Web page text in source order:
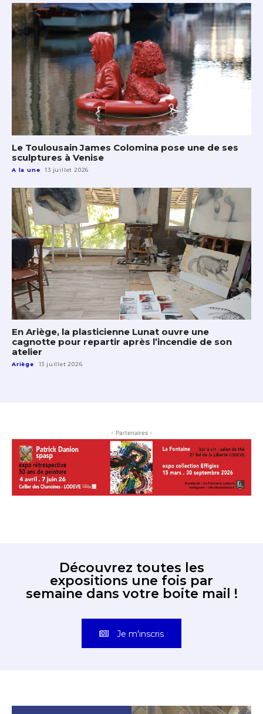
Le Toulousain James Colomina pose une de ses
sculptures à Venise
A la une 13 juillet 2026
En Ariège, la plasticienne Lunat ouvre une
cagnotte pour repartir après l’incendie de son
atelier
Ariège 13 juillet 2026
- Partenaires -
Découvrez toutes les
expositions une fois par
semaine dans votre boite mail !
Je m'inscris